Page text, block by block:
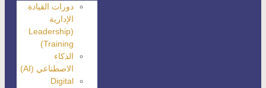
دورات القيادة
الإدارية
(Leadership
Training)
الذكاء
الاصطناعي (AI)
Digital